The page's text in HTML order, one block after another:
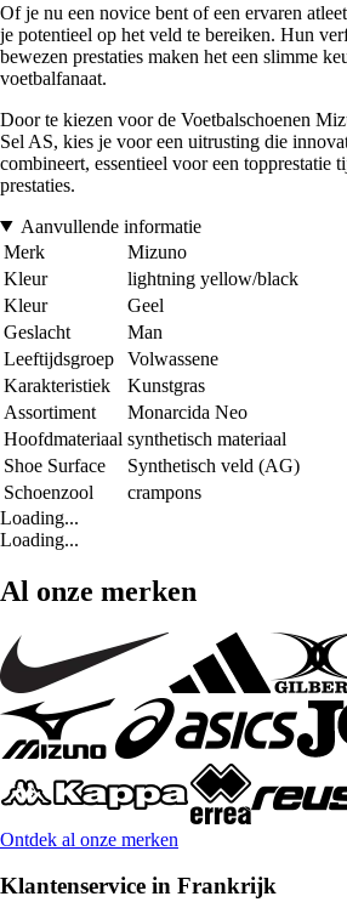
Of je nu een novice bent of een ervaren
je potentieel op het veld te bereiken. Hun
bewezen prestaties maken het een slimme
voetbalfanaat.
Door te kiezen voor de Voetbalschoenen
Sel AS, kies je voor een uitrusting die
combineert, essentieel voor een topprestatie
prestaties.
Aanvullende informatie
Merk
Mizuno
Kleur
lightning yellow/black
Kleur
Geel
Geslacht
Man
Leeftijdsgroep
Volwassene
Karakteristiek
Kunstgras
Assortiment
Monarcida Neo
Hoofdmateriaal synthetisch materiaal
Shoe Surface
Synthetisch veld (AG)
Schoenzool
crampons
Loading...
Loading...
Al onze merken
Ontdek al onze merken
Klantenservice in Frankrijk